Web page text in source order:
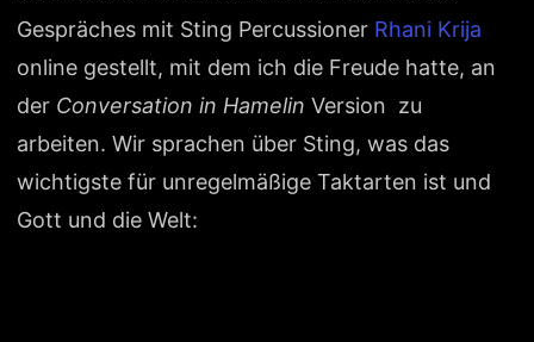
Gespräches mit Sting Percussioner Rhani Krija
online gestellt, mit dem ich die Freude hatte, an
der Conversation in Hamelin Version zu
arbeiten. Wir sprachen über Sting, was das
wichtigste für unregelmäßige Taktarten ist und
Gott und die Welt: